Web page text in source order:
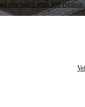
efectuării unui test